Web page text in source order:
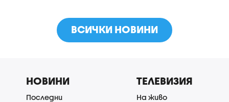
ВСИЧКИ НОВИНИ
НОВИНИ
Последни
ТЕЛЕВИЗИЯ
На живо